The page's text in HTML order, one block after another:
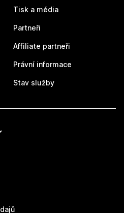
Tisk a média
Partneři
Affiliate partneři
Právní informace
Stav služby